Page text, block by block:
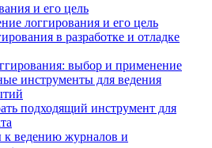
и его цель
логгирования и его цель
в разработке и отладке
выбор и применение
инструменты для ведения
подходящий инструмент для
ведению журналов и